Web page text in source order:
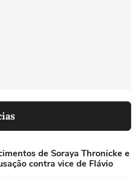
de Soraya Thronicke e
contra vice de Flávio